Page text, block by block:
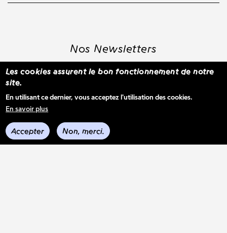
Nos Newsletters
Voir les derniers envois
Les cookies assurent le bon fonctionnement de notre
site.
En utilisant ce dernier, vous acceptez l'utilisation des cookies.
En savoir plus
Accepter Non, merci.